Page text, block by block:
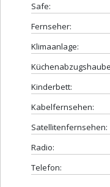
Safe:
Fernseher:
Klimaanlage:
Kinderbett:
Kabelfernsehen:
Satellitenfernsehen:
Radio:
Telefon: